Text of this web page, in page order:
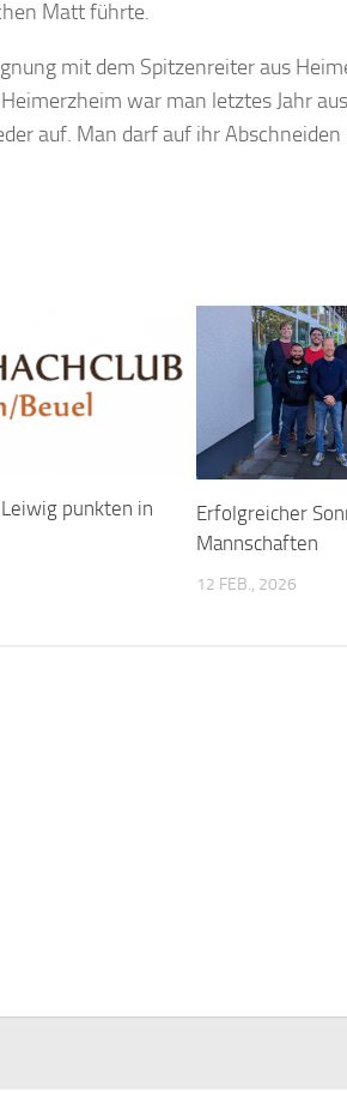
Matt führte.
mit dem Spitzenreiter aus
war man letztes Jahr
auf. Man darf auf ihr Abschneiden
punkten in
Erfolgreicher
Mannschaften
12 FEB., 2026